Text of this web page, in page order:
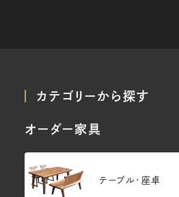
カテゴリーから探す
オーダー家具
テーブル・座卓